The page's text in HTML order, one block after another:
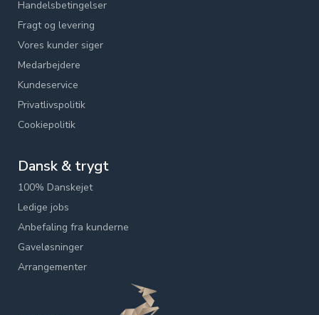
Handelsbetingelser
Fragt og levering
Vores kunder siger
Medarbejdere
Kundeservice
Privatlivspolitik
Cookiepolitik
Dansk & trygt
100% Danskejet
Ledige jobs
Anbefaling fra kunderne
Gaveløsninger
Arrangementer